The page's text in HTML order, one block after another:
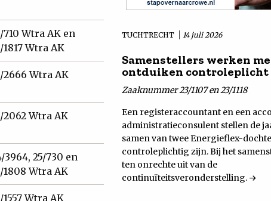
710 Wtra AK en
1817 Wtra AK
2666 Wtra AK
2062 Wtra AK
3964, 25/730 en
1808 Wtra AK
1557 Wtra AK
TUCHTRECHT 14 juli 2026
Samenstellers werken
ontduiken controleplicht
Zaaknummer 23/1107 en 23/1118
Een registeraccountant en een
administratieconsulent stellen de
samen van twee Energieflex-
controleplichtig zijn. Bij het
ten onrechte uit van de
continuïteitsveronderstelling.